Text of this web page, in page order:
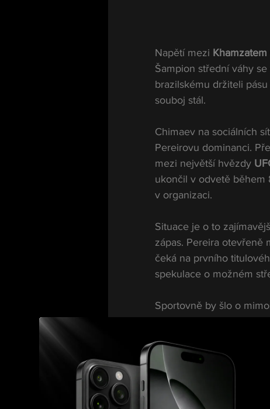
Napětí mezi
Šampion střední váhy
brazilskému držiteli
souboj stál.
Chimaev na sociálních
Pereirovu dominanci.
mezi největší hvězdy
ukončil v odvetě během
v organizaci.
Situace je o to
zápas. Pereira otevřeně
čeká na prvního
spekulace o možném
Sportovně by šlo o
Zda jde ze strany
nebo o reálný pokus o
už nyní. V UFC se